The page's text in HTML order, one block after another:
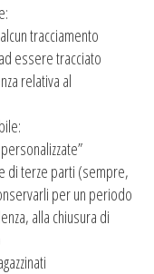
tracciamento
essere tracciato
relativa al
di terze parti (sempre,
per un periodo
alla chiusura di